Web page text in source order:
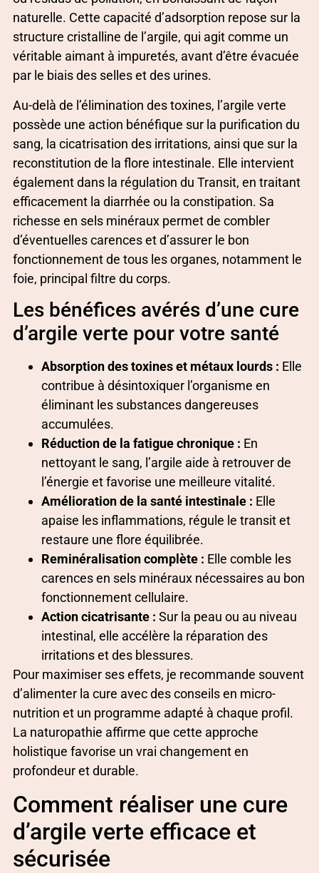
naturelle. Cette capacité d’adsorption repose sur la
structure cristalline de l’argile, qui agit comme un
véritable aimant à impuretés, avant d’être évacuée
par le biais des selles et des urines.
Au-delà de l’élimination des toxines, l’argile verte
possède une action bénéfique sur la purification du
sang, la cicatrisation des irritations, ainsi que sur la
reconstitution de la flore intestinale. Elle intervient
également dans la régulation du Transit, en traitant
efficacement la diarrhée ou la constipation. Sa
richesse en sels minéraux permet de combler
d’éventuelles carences et d’assurer le bon
fonctionnement de tous les organes, notamment le
foie, principal filtre du corps.
Les bénéfices avérés d’une cure
d’argile verte pour votre santé
Absorption des toxines et métaux lourds : Elle
contribue à désintoxiquer l’organisme en
éliminant les substances dangereuses
accumulées.
Réduction de la fatigue chronique : En
nettoyant le sang, l’argile aide à retrouver de
l’énergie et favorise une meilleure vitalité.
Amélioration de la santé intestinale : Elle
apaise les inflammations, régule le transit et
restaure une flore équilibrée.
Reminéralisation complète : Elle comble les
carences en sels minéraux nécessaires au bon
fonctionnement cellulaire.
Action cicatrisante : Sur la peau ou au niveau
intestinal, elle accélère la réparation des
irritations et des blessures.
Pour maximiser ses effets, je recommande souvent
d’alimenter la cure avec des conseils en micro-
nutrition et un programme adapté à chaque profil.
La naturopathie affirme que cette approche
holistique favorise un vrai changement en
profondeur et durable.
Comment réaliser une cure
d’argile verte efficace et
sécurisée